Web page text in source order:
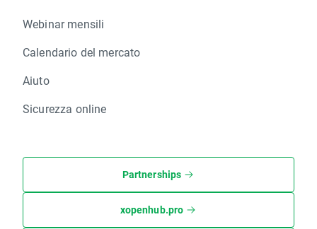
Webinar mensili
Calendario del mercato
Aiuto
Sicurezza online
Partnerships
xopenhub.pro